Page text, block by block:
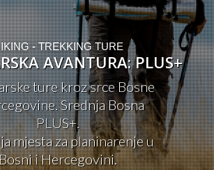
- TREKKING TURE
AVANTURA: PLUS+
ture kroz srce Bosne
Srednja Bosna
PLUS+.
mjesta za planinarenje u
i Hercegovini.